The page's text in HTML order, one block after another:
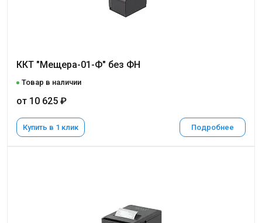
ККТ "Мещера-01-Ф" без ФН
Товар в наличии
от 10 625 ₽
Купить в 1 клик Подробнее